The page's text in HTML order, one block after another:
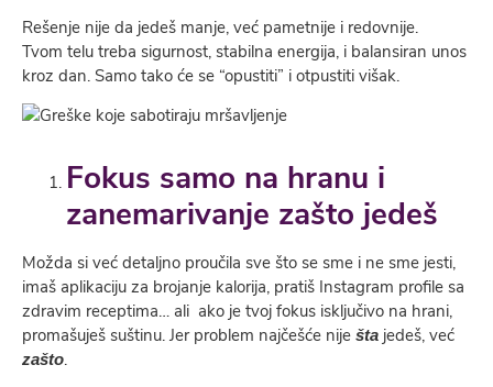
Rešenje nije da jedeš manje, već pametnije i redovnije.
Tvom telu treba sigurnost, stabilna energija, i balansiran unos
kroz dan. Samo tako će se “opustiti” i otpustiti višak.
Fokus samo na hranu i
zanemarivanje zašto jedeš
Možda si već detaljno proučila sve što se sme i ne sme jesti,
imaš aplikaciju za brojanje kalorija, pratiš Instagram profile sa
zdravim receptima… ali ako je tvoj fokus isključivo na hrani,
promašuješ suštinu. Jer problem najčešće nije šta jedeš, već
zašto.